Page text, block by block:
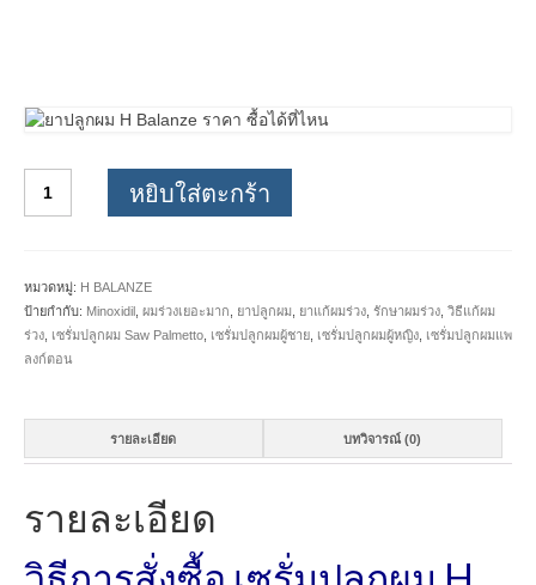
รั่ม
Balanze
1
กล่อง
หยิบใส่ตะกร้า
หมวดหมู่: H BALANZE
ป้ายกำกับ: Minoxidil ผมร่วงเยอะมาก ยาปลูกผม ยาแก้ผมร่วง รักษาผมร่วง วิธีแก้ผม
ร่วง เซรั่มปลูกผม Saw Palmetto เซรั่มปลูกผมผู้ชาย เซรั่มปลูกผมผู้หญิง เซรั่มปลูกผมแพ
ลงก์ตอน
รายละเอียด บทวิจารณ์ (0)
รายละเอียด